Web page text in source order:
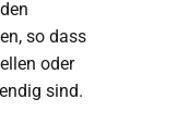
so dass
oder
sind.